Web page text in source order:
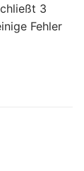
3
Fehler